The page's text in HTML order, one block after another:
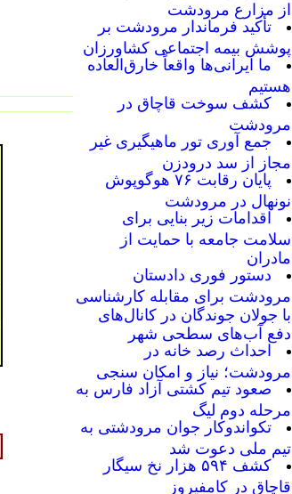
از مزارع مرودشت
تأکید فرماندار مرودشت بر
پوشش بیمه اجتماعی کشاورزان
ما ایرانی‌ها واقعاً خارق‌العاده
هستیم
کشف سوخت قاچاق در
مرودشت
جمع آوری تور ماهیگیری غیر
مجاز از سد درودزن
پایان رقابت‌ ۷۶ هوگوپوش
نونهال در مرودشت
اقدامات زیر بنایی برای
سلامت جامعه با حمایت از
مادران
دستور فوری دادستان
مرودشت برای مقابله کارشناسی
با جولان جوندگان در کانال‌های
دفع آب‌های سطحی شهر
احداث رصد خانه در
مرودشت؛ نیاز و امکان سنجی
صعود تیم کشتی آزاد فارس به
مرحله دوم لیگ
تکواندوکار جوان مرودشتی به
تیم ملی دعوت شد
کشف ۵۹۴ هزار نخ سیگار
قاچاق در کامفیروز